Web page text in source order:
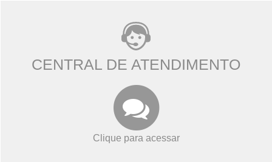
CENTRAL DE ATENDIMENTO
Clique para acessar